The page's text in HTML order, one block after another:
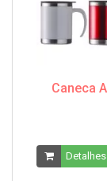
Caneca
Detalhes